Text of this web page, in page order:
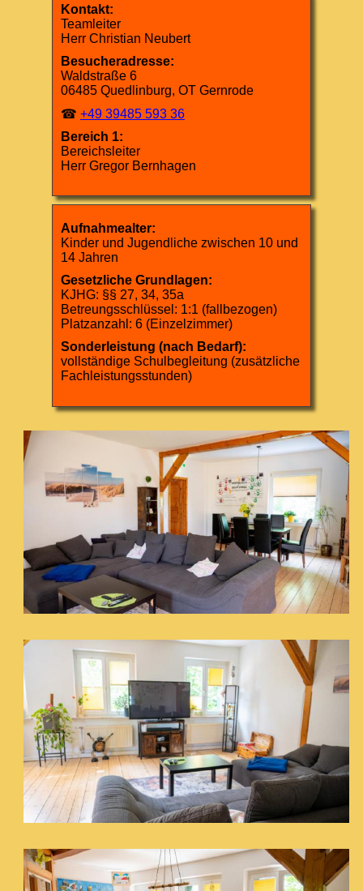
Kontakt:
Teamleiter
Herr Christian Neubert
Besucheradresse:
Waldstraße 6
06485 Quedlinburg, OT Gernrode
☎ +49 39485 593 36
Bereich 1:
Bereichsleiter
Herr Gregor Bernhagen
Aufnahmealter:
Kinder und Jugendliche zwischen 10 und
14 Jahren
Gesetzliche Grundlagen:
KJHG: §§ 27, 34, 35a
Betreungsschlüssel: 1:1 (fallbezogen)
Platzanzahl: 6 (Einzelzimmer)
Sonderleistung (nach Bedarf):
vollständige Schulbegleitung (zusätzliche
Fachleistungsstunden)